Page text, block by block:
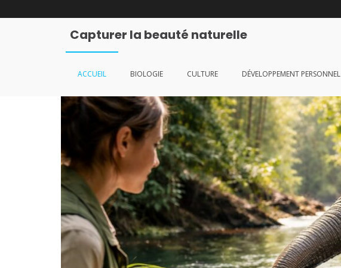
au
Capturer la beauté naturelle
ACCUEIL BIOLOGIE CULTURE DÉVELOPPEMENT PERSONNEL